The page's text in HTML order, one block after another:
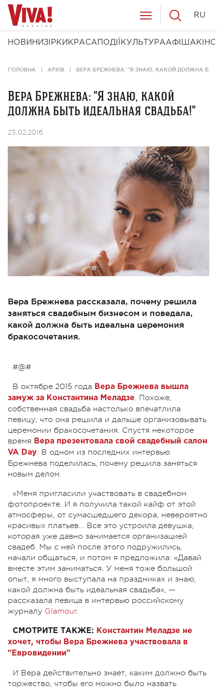
НОВИНИ ЗІРКИ КРАСА ПОДІЇ КУЛЬТУРААФІША КІНО
RU
ГОЛОВНА АРХІВ ВЕРА БРЕЖНЕВА: "Я ЗНАЮ, КАКОЙ ДОЛЖНА
Вера Брежнева: "Я знаю, какой
должна быть идеальная свадьба!"
23.02.2016
Вера Брежнева рассказала, почему решила
заняться свадебным бизнесом и поведала,
какой должна быть идеальна церемония
бракосочетания.
#@#
В октябре 2015 года Вера Брежнева вышла
замуж за Константина Меладзе. Похоже,
собственная свадьба настолько впечатлила
певицу, что она решила и дальше организовывать
церемонии бракосочетания. Спустя некоторое
время Вера презентовала свой свадебный салон
VA Day. В одном из последних интервью
Брежнева поделилась, почему решила заняться
новым делом.
«Меня пригласили участвовать в свадебном
фотопроекте. И я получила такой кайф от этой
атмосферы, от сумасшедшего декора, невероятно
красивых платьев... Все это устроила девушка,
которая уже давно занимается организацией
свадеб. Мы с ней после этого подружились,
начали общаться, и потом я предложила: «Давай
вместе этим заниматься. У меня тоже большой
опыт, я много выступала на праздниках и знаю,
какой должна быть идеальная свадьба», —
рассказала певица в интервью российскому
журналу Glamour.
СМОТРИТЕ ТАКЖЕ: Константин Меладзе не
хочет, чтобы Вера Брежнева участвовала в
"Евровидении"
И Вера действительно знает, каким должно быть
торжество, чтобы его можно было назвать